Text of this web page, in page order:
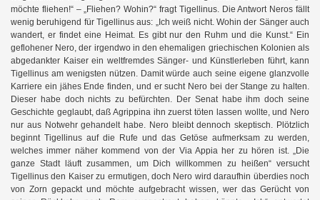
möchte fliehen!“ – „Fliehen? Wohin?“ fragt Tigellinus. Die Antwort Neros fällt
wenig beruhigend für Tigellinus aus: „Ich weiß nicht. Wohin der Sänger auch
wandert, er findet eine Heimat. Es gibt nur den Ruhm und die Kunst.“ Ein
geflohener Nero, der irgendwo in den ehemaligen griechischen Kolonien als
abgedankter Kaiser ein weltfremdes Sänger- und Künstlerleben führt, kann
Tigellinus am wenigsten nützen. Damit würde auch seine eigene glanzvolle
Karriere ein jähes Ende finden, und er sucht Nero bei der Stange zu halten.
Dieser habe doch nichts zu befürchten. Der Senat habe ihm doch seine
Geschichte geglaubt, daß Agrippina ihn zuerst töten lassen wollte, und Nero
nur aus Notwehr gehandelt habe. Nero bleibt dennoch skeptisch. Plötzlich
beginnt Tigellinus auf die Rufe und das Getöse aufmerksam zu werden,
welches immer näher kommend von der Via Appia her zu hören ist. „Die
ganze Stadt läuft zusammen, um Dich willkommen zu heißen“ versucht
Tigellinus den Kaiser zu ermutigen, doch Nero wird daraufhin überdies noch
von Zorn gepackt und möchte aufgebracht wissen, wer das Gerücht von